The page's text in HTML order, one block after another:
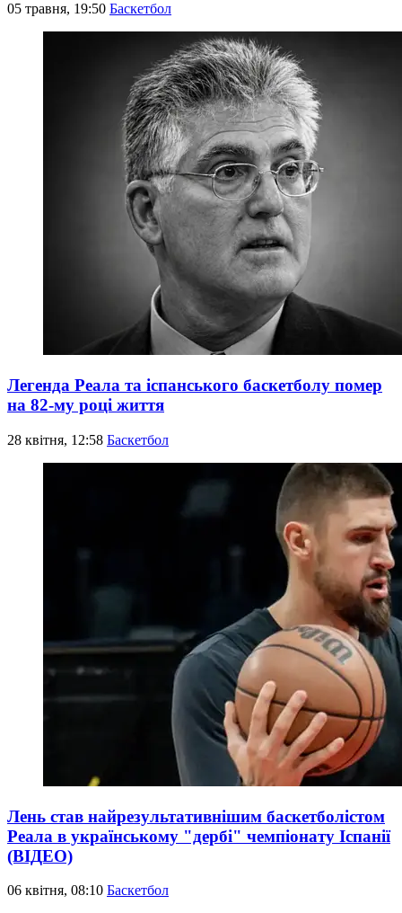
05 травня, 19:50 Баскетбол
Легенда Реала та іспанського баскетболу помер
на 82-му році життя
28 квітня, 12:58 Баскетбол
Лень став найрезультативнішим баскетболістом
Реала в українському "дербі" чемпіонату Іспанії
(ВІДЕО)
06 квітня, 08:10 Баскетбол